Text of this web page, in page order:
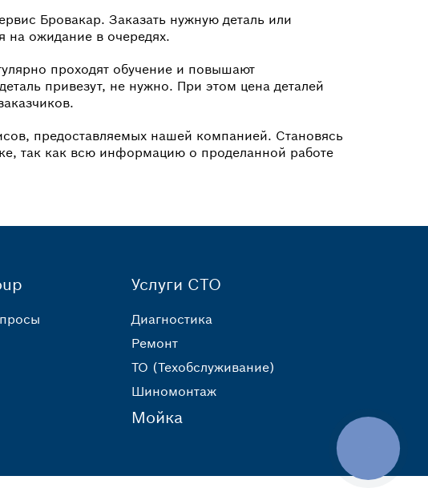
Бровакар. Заказать нужную деталь или
на ожидание в очередях.
проходят обучение и повышают
привезут, не нужно. При этом цена деталей
предоставляемых нашей компанией. Становясь
так как всю информацию о проделанной работе
Услуги СТО
Диагностика
Ремонт
ТО (Техобслуживание)
Шиномонтаж
Мойка